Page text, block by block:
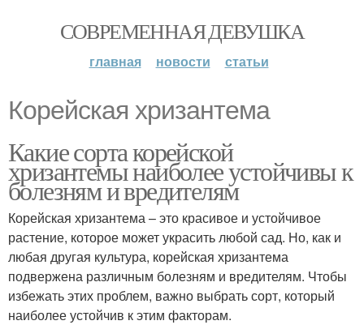
СОВРЕМЕННАЯ ДЕВУШКА
главная новости статьи
Корейская хризантема
Какие сорта корейской
хризантемы наиболее устойчивы к
болезням и вредителям
Корейская хризантема – это красивое и устойчивое
растение, которое может украсить любой сад. Но, как и
любая другая культура, корейская хризантема
подвержена различным болезням и вредителям. Чтобы
избежать этих проблем, важно выбрать сорт, который
наиболее устойчив к этим факторам.